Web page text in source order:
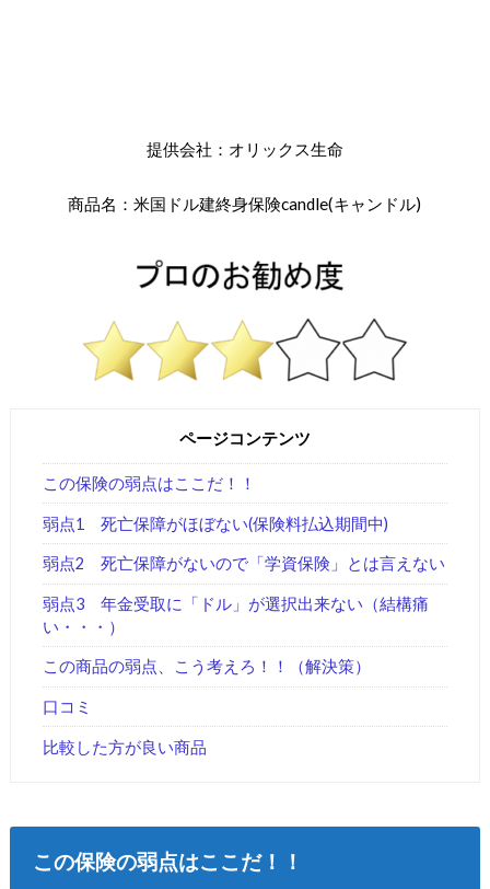
提供会社：オリックス生命
商品名：米国ドル建終身保険candle(キャンドル)
ページコンテンツ
この保険の弱点はここだ！！
弱点1 死亡保障がほぼない(保険料払込期間中)
弱点2 死亡保障がないので「学資保険」とは言えない
弱点3 年金受取に「ドル」が選択出来ない（結構痛
い・・・）
この商品の弱点、こう考えろ！！（解決策）
口コミ
比較した方が良い商品
この保険の弱点はここだ！！